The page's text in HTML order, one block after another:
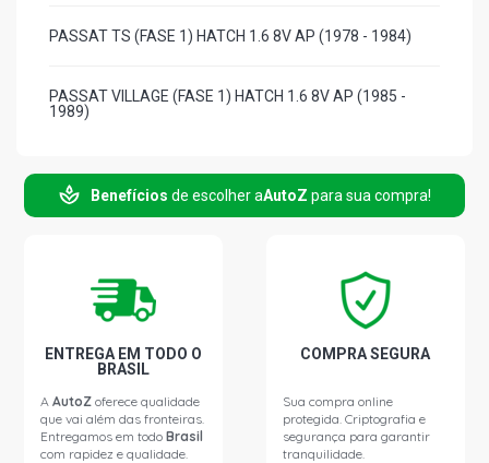
PASSAT TS (FASE 1) HATCH 1.6 8V AP (1978 - 1984)
PASSAT VILLAGE (FASE 1) HATCH 1.6 8V AP (1985 -
1989)
PASSAT FLASH (FASE 1) HATCH 1.8 8V AP (1985 - 1989)
PASSAT POINTER (FASE 1) HATCH 1.8 8V AP (1985 -
PASSAT TS (FASE 1) HATCH 1.8 8V AP (1985 - 1989)
PASSAT VILLAGE (FASE 1) HATCH 1.8 8V AP (1985 -
1989)
Benefícios de escolher aAutoZ para sua compra!
ENTREGA EM TODO O
BRASIL
AAutoZ oferece qualidade
que vai além das fronteiras.
Entregamos em todoBrasil
com rapidez e qualidade.
COMPRA SEGURA
Sua compra online
protegida. Criptografia e
segurança para garantir
tranquilidade.